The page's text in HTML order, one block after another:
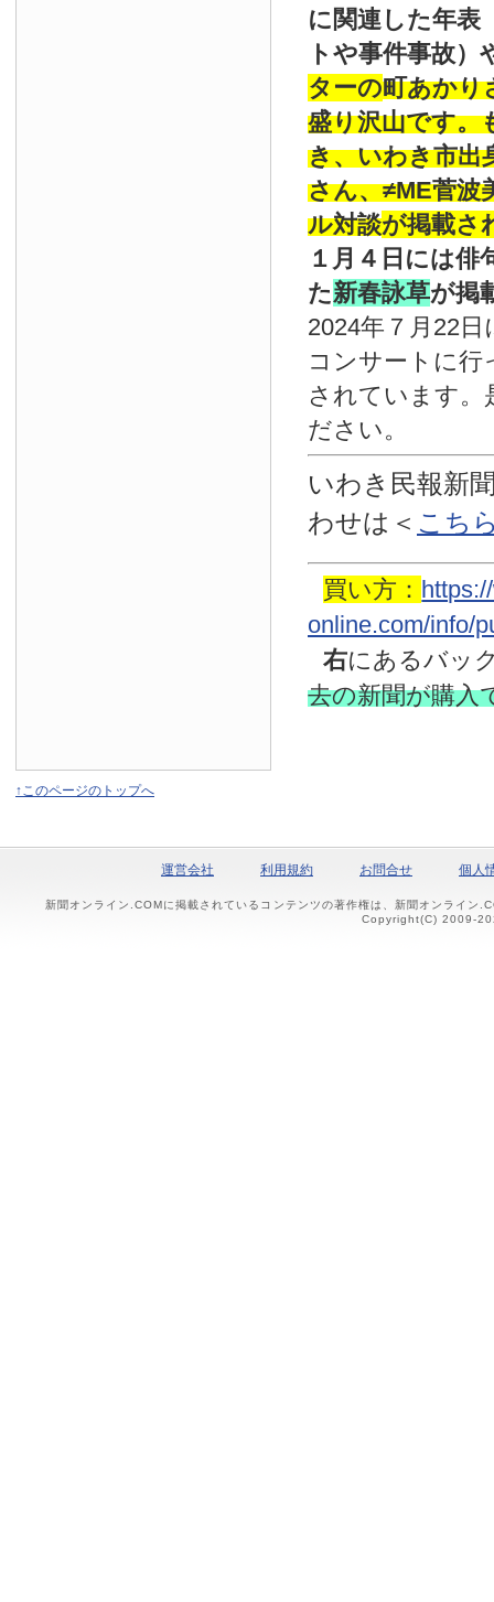
に関連した年表
トや事件事故）
ターの町あかり
盛り沢山です。
き、いわき市出
さん、≠ME菅波
ル対談が掲載さ
１月４日には俳
た新春詠草が掲
2024年７月22
コンサートに行
されています。
ださい。
いわき民報新
わせは ＜ こち
買い方：
online.com/info/
右にあるバッ
去の新聞が購入
↑このページのトップへ
運営会社 利用規約 お問合せ 個人
新聞オンライン.COMに掲載されているコンテンツの著作権は、新聞オンライン
Copyright(C) 2009-